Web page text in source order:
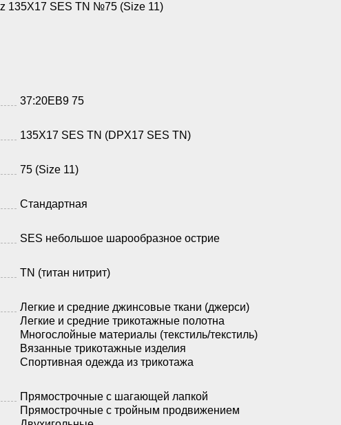
135X17 SES TN №75 (Size 11)
37:20EB9 75
135X17 SES TN (DPX17 SES TN)
75 (Size 11)
Стандартная
SES небольшое шарообразное острие
TN (титан нитрит)
Легкие и средние джинсовые ткани (джерси)
Легкие и средние трикотажные полотна
Многослойные материалы (текстиль/текстиль)
Вязанные трикотажные изделия
Спортивная одежда из трикотажа
Прямострочные с шагающей лапкой
Прямострочные с тройным продвижением